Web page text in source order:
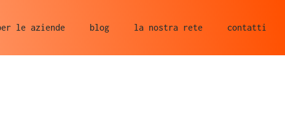
le aziende blog la nostra rete contatti